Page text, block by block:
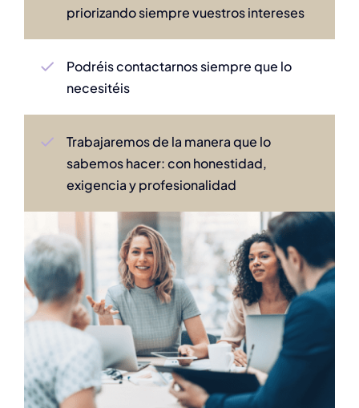
priorizando siempre vuestros intereses
Podréis contactarnos siempre que lo
necesitéis
Trabajaremos de la manera que lo
sabemos hacer: con honestidad,
exigencia y profesionalidad